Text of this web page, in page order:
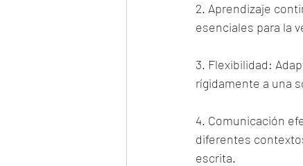
2. Aprendizaje
esenciales para la
3. Flexibilidad:
rígidamente a una
4. Comunicación
diferentes
escrita.